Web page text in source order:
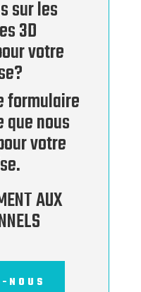
sur les
3D
votre
formulaire
que nous
votre
AUX
NOUS